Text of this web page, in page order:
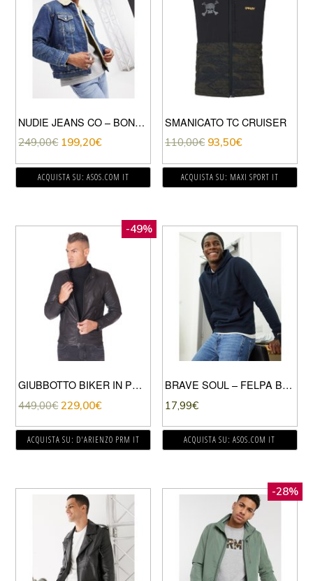
NUDIE JEANS CO – BONNY – GIACCA DI JEANS BLU LUCIDO CON FODERA IN PILE BORG
249,00€ 199,20€
ACQUISTA SU: ASOS.COM IT
SMANICATO TC CRUISER
110,00€ 93,50€
ACQUISTA SU: MAXI SPORT IT
-49%
GIUBBOTTO BIKER IN PELLE NATURALE NERA COLLO COREANA
449,00€ 229,00€
ACQUISTA SU: D'ARIENZO PRM IT
BRAVE SOUL – FELPA BASIC CON CAPPUCCIO-NAVY
17,99€
ACQUISTA SU: ASOS.COM IT
-28%